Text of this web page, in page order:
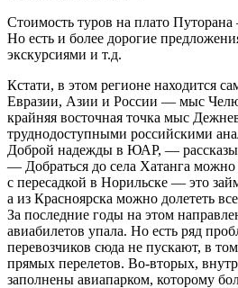
Стоимость туров на плато
Но есть и более дорогие
экскурсиями и т.д.
Кстати, в этом регионе находится
Евразии, Азии и России — мыс
крайняя восточная точка мыс
труднодоступными российскими
Доброй надежды в ЮАР, —
— Добраться до села Хатанга
с пересадкой в Норильске — это
а из Красноярска можно долететь
За последние годы на этом
авиабилетов упала. Но есть ряд
перевозчиков сюда не пускают, в
прямых перелетов. Во-вторых,
заполнены авиапарком, которому